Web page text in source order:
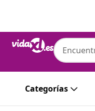
Categorías